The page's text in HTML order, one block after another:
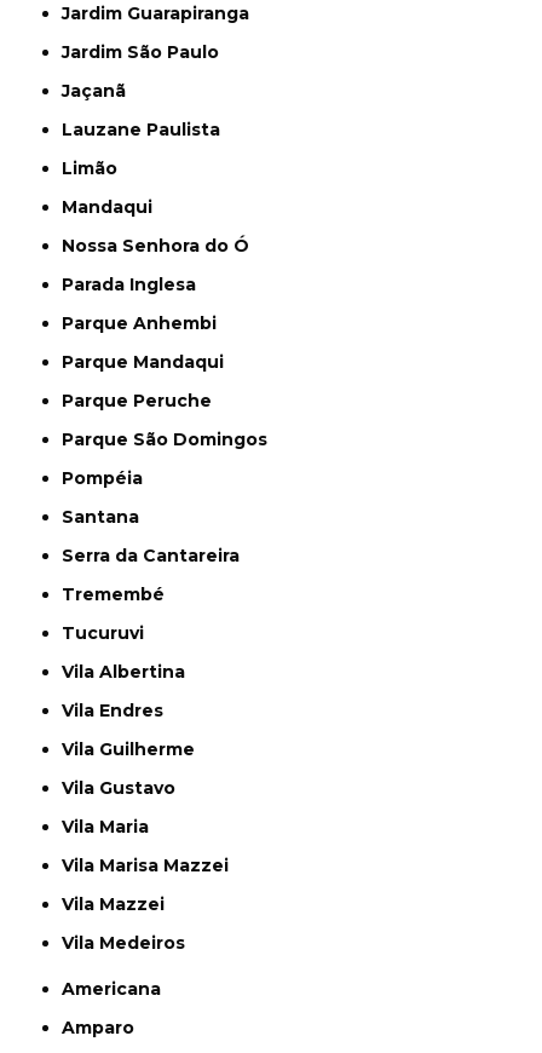
Jardim Guarapiranga
Jardim São Paulo
Jaçanã
Lauzane Paulista
Limão
Mandaqui
Nossa Senhora do Ó
Parada Inglesa
Parque Anhembi
Parque Mandaqui
Parque Peruche
Parque São Domingos
Pompéia
Santana
Serra da Cantareira
Tremembé
Tucuruvi
Vila Albertina
Vila Endres
Vila Guilherme
Vila Gustavo
Vila Maria
Vila Marisa Mazzei
Vila Mazzei
Vila Medeiros
Americana
Amparo